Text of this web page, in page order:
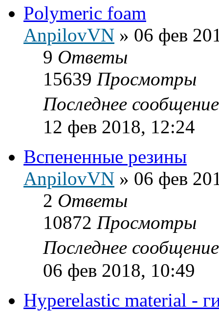
Polymeric foam
AnpilovVN » 06 фев
9 Ответы
15639 Просмотры
Последнее
12 фев 2018, 12:24
Вспененные резины
AnpilovVN » 06 фев
2 Ответы
10872 Просмотры
Последнее
06 фев 2018, 10:49
Hyperelastic material -